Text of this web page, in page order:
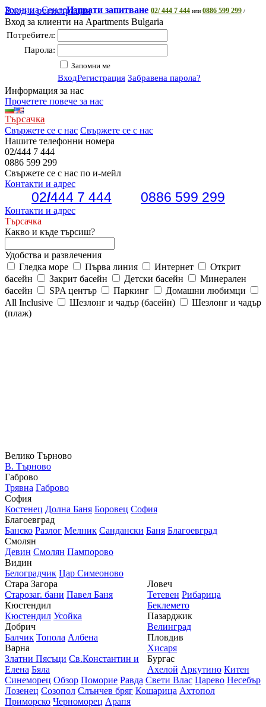
Зорница СендсИзпрати запитване 02/ 444 7 444 или 0886 599 299 /
Вход и регистрация
Вход за клиенти на Apartments Bulgaria
Потребител:
Парола:
Запомни ме
ВходРегистрация Забравена парола?
Информация за нас
Прочетете повече за нас
Търсачка
Свържете се с нас Свържете се с нас
Нашите телефонни номера
02/444 7 444
0886 599 299
Свържете се с нас по и-мейл
Контакти и адрес
02/444 7 444 0886 599 299
Контакти и адрес
Търсачка
Какво и къде търсиш?
Удобства и развлечения
Гледка море
Първа линия Интернет
Открит
басейн
Закрит басейн Детски басейн
Минерален
басейн
SPA център Паркинг
Домашни любимци
All Inclusive
Шезлонг и чадър (басейн)
Шезлонг и чадър
(плаж)
Велико Търново
В. Търново
Габрово
Трявна Габрово
София
Костенец Долна Баня Боровец София
Благоевград
Банско Разлог Мелник Сандански Баня Благоевград
Смолян
Девин Смолян Пампорово
Видин
Белоградчик Цар Симеоново
Стара Загора
Старозаг. бани Павел Баня
Кюстендил
Кюстендил Усойка
Добрич
Балчик Топола Албена
Варна
Златни Пясъци Св.Константин и
Елена Бяла
Ловеч
Тетевен Рибарица
Беклемето
Пазарджик
Велинград
Пловдив
Хисаря
Бургас
Ахелой Аркутино Китен
Синеморец Обзор Поморие Равда Свети Влас Царево Несебър
Лозенец Созопол Слънчев бряг Кошарица Ахтопол
Приморско Черноморец Арапя